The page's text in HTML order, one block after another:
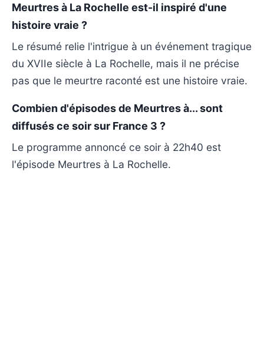
Meurtres à La Rochelle est-il inspiré d'une
histoire vraie ?
Le résumé relie l'intrigue à un événement tragique
du XVIIe siècle à La Rochelle, mais il ne précise
pas que le meurtre raconté est une histoire vraie.
Combien d'épisodes de Meurtres à... sont
diffusés ce soir sur France 3 ?
Le programme annoncé ce soir à 22h40 est
l'épisode Meurtres à La Rochelle.